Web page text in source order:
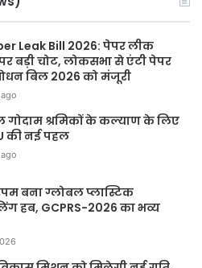
Leak Bill 2026: पेपर लीक
बड़ी चोट, लोकसभा से एंटी पेपर
बिल 2026 को मंजूरी
गोदाम श्रमिकों के कल्याण के लिए
की नई पहल
बना ग्लोबल प्लास्टिक
हब, GCPRS-2026 का भव्य